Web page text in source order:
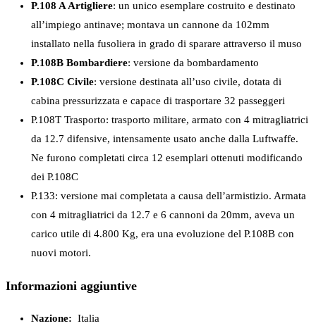
P.108 A Artigliere: un unico esemplare costruito e destinato
all’impiego antinave; montava un cannone da 102mm
installato nella fusoliera in grado di sparare attraverso il muso
P.108B Bombardiere: versione da bombardamento
P.108C Civile: versione destinata all’uso civile, dotata di
cabina pressurizzata e capace di trasportare 32 passeggeri
P.108T Trasporto: trasporto militare, armato con 4 mitragliatrici
da 12.7 difensive, intensamente usato anche dalla Luftwaffe.
Ne furono completati circa 12 esemplari ottenuti modificando
dei P.108C
P.133: versione mai completata a causa dell’armistizio. Armata
con 4 mitragliatrici da 12.7 e 6 cannoni da 20mm, aveva un
carico utile di 4.800 Kg, era una evoluzione del P.108B con
nuovi motori.
Informazioni aggiuntive
Nazione: Italia